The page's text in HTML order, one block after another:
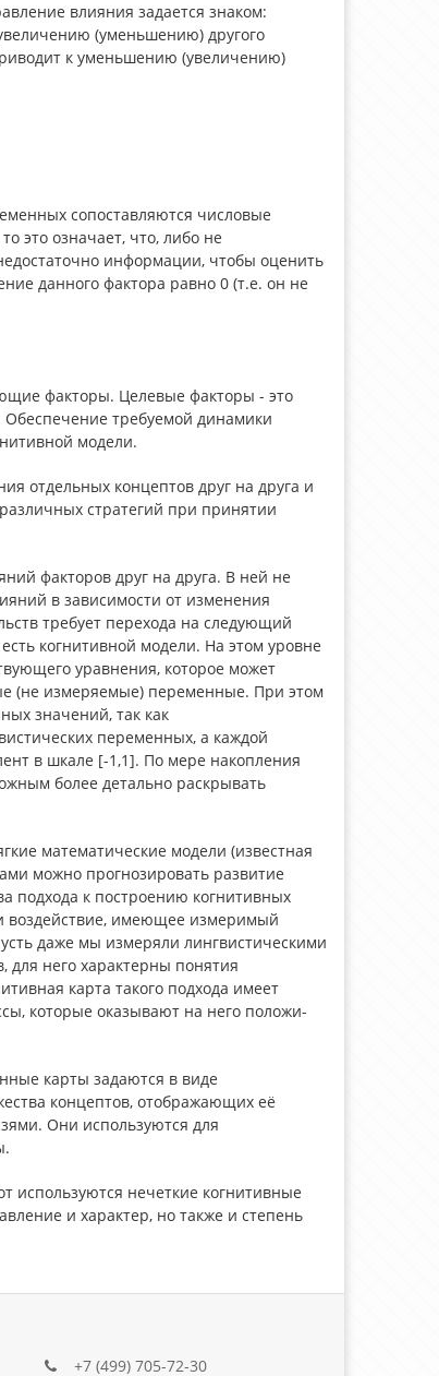
влияния задается знаком:
(уменьшению) другого
к уменьшению (увеличению)
сопоставляются числовые
это означает, что, либо не
информации, чтобы оценить
данного фак­тора равно 0 (т.е. он не
факторы. Целевые факторы - это
требуемой динамики
модели.
отдельных концептов друг на друга и
стратегий при принятии
факторов друг на друга. В ней не
в зависимости от изменения
требует перехода на следующий
когнитивной модели. На этом уровне
уравнения, которое может
(не измеряемые) переменные. При этом
значений, так как
переменных, а каждой
в шкале [-1,1]. По мере накопления
более детально раскрывать
математические модели (известная
можно прогнозировать развитие
подхода к построению когнитивных
воздействие, имеющее измеримый
даже мы измеряли лингвистическими
него характерны понятия
карта такого подхода имеет
которые оказывают на него положи-
карты задаются в виде
концептов, отображающих её
Они используются для
используются нечеткие когнитивные
и характер, но также и степень
+7 (499) 705-72-30